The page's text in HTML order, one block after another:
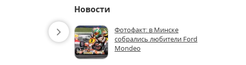
Новости
Фотофакт: в Минске
собрались любители Ford
Mondeo